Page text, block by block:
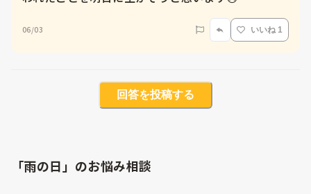
06/03 いいね 1
回答を投稿する
「雨の日」のお悩み相談